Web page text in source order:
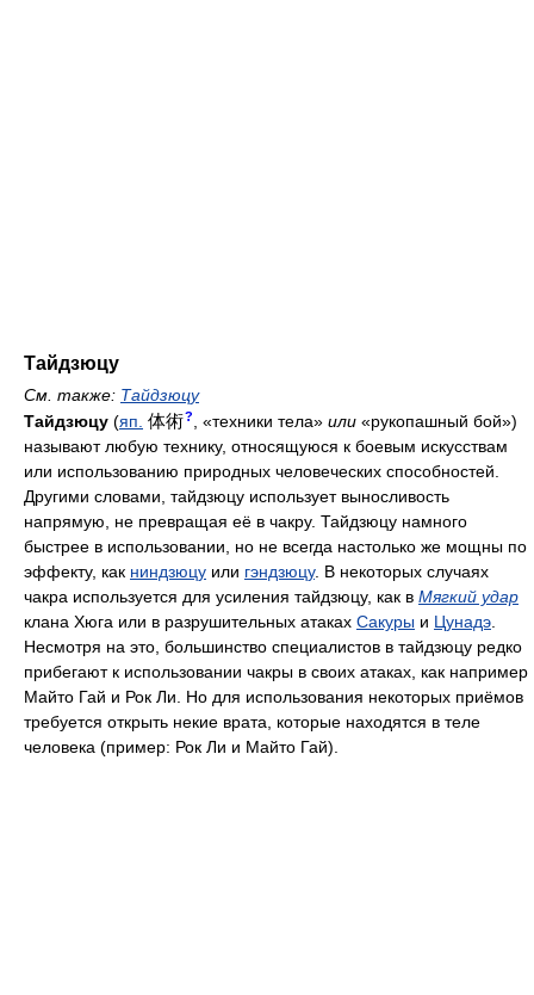
Тайдзюцу
См. также: Тайдзюцу
Тайдзюцу (яп. 体術?, «техники тела»или «рукопашный бой»)
называют любую технику, относящуюся к боевым искусствам
или использованию природных человеческих способностей.
Другими словами, тайдзюцу использует выносливость
напрямую, не превращая её в чакру. Тайдзюцу намного
быстрее в использовании, но не всегда настолько же мощны по
эффекту, как ниндзюцу или гэндзюцу. В некоторых случаях
чакра используется для усиления тайдзюцу, как в Мягкий удар
клана Хюга или в разрушительных атаках Сакуры и Цунадэ.
Несмотря на это, большинство специалистов в тайдзюцу редко
прибегают к использовании чакры в своих атаках, как например
Майто Гай и Рок Ли. Но для использования некоторых приёмов
требуется открыть некие врата, которые находятся в теле
человека (пример: Рок Ли и Майто Гай).